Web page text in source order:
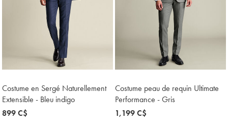
Costume en Sergé Naturellement
Extensible - Bleu indigo
now
899 C$
Costume peau de requin Ultimate
Performance - Gris
now
1,199 C$